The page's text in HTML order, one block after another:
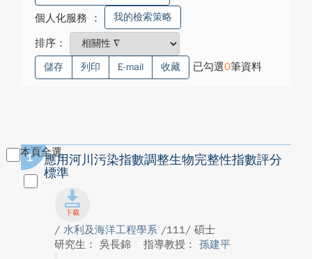
個人化服務 ： 我的檢索策略
排序：
儲存 列印 E-mail 收藏 已勾選0筆資料
本頁全選
1
應用河川污染指數調整生物完整性指數評分
標準
/ 水利及海洋工程學系 /111/ 碩士
研究生： 吳長錦
指導教授： 孫建平